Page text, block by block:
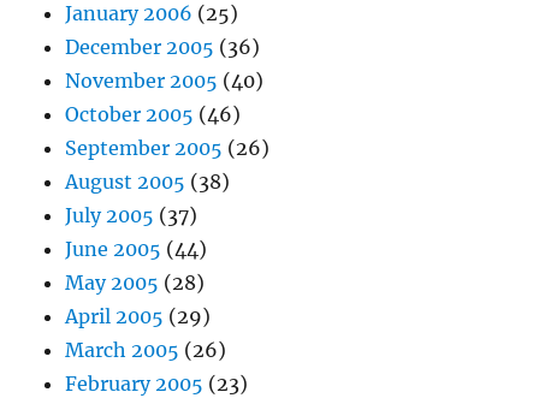
January 2006 (25)
December 2005 (36)
November 2005 (40)
October 2005 (46)
September 2005 (26)
August 2005 (38)
July 2005 (37)
June 2005 (44)
May 2005 (28)
April 2005 (29)
March 2005 (26)
February 2005 (23)